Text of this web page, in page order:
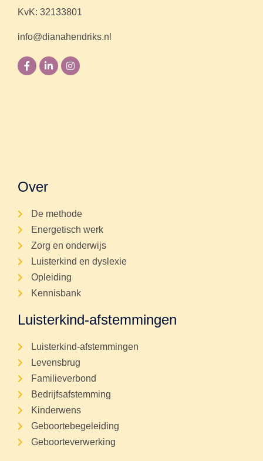
KvK: 32133801
info@dianahendriks.nl
Over
De methode
Energetisch werk
Zorg en onderwijs
Luisterkind en dyslexie
Opleiding
Kennisbank
Luisterkind-afstemmingen
Luisterkind-afstemmingen
Levensbrug
Familieverbond
Bedrijfsafstemming
Kinderwens
Geboortebegeleiding
Geboorteverwerking